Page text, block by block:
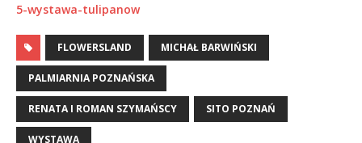
5-wystawa-tulipanow
FLOWERSLAND MICHAŁ BARWIŃSKI
PALMIARNIA POZNAŃSKA
RENATA I ROMAN SZYMAŃSCY SITO POZNAŃ
WYSTAWA